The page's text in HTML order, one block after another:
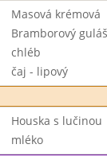
Masová krémová
Bramborový guláš
chléb
čaj - lipový
Houska s lučinou
mléko